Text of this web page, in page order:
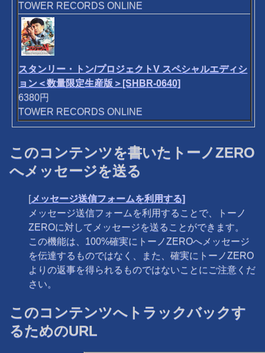
TOWER RECORDS ONLINE
スタンリー・トン/プロジェクトV スペシャルエディシ
ョン＜数量限定生産版＞[SHBR-0640]
6380円
TOWER RECORDS ONLINE
このコンテンツを書いたトーノZERO
へメッセージを送る
[メッセージ送信フォームを利用する]
メッセージ送信フォームを利用することで、トーノ
ZEROに対してメッセージを送ることができます。
この機能は、100%確実にトーノZEROへメッセージ
を伝達するものではなく、また、確実にトーノZERO
よりの返事を得られるものではないことにご注意くだ
さい。
このコンテンツへトラックバックす
るためのURL